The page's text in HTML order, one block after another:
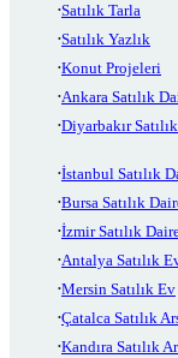
Satılık Tarla
Satılık Yazlık
Konut Projeleri
Ankara Satılık
Diyarbakır
İstanbul Satılık
Bursa Satılık
İzmir Satılık
Antalya Satılık
Mersin Satılık Ev
Çatalca Satılık
Kandıra Satılık